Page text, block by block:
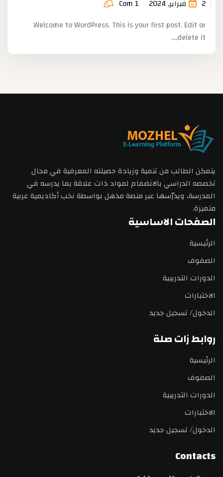
2 فبراير, 2024
Com 1
Welcome to WordPress. This is your first post. Edit or
delete it,...
يتمكن الطالب من تنمية وزيادة حصيلته المعرفية في مجال
تخصصه الدراسي بالانضمام لمواد ذات علاقة بما يدرسه في
المدرسة، ويدرّسها عبر منصة مذهل بواسطة نخب أكاديمية عربية
متميزة.
الصفحات الاساسية
الرئيسية
الصفوف
الدورات التدريبية
الاختبارات
الدخول/ تسجيل جديد
روابط زات صلة
الرئيسية
الصفوف
الدورات التدريبية
الاختبارات
الدخول/ تسجيل جديد
Contacts